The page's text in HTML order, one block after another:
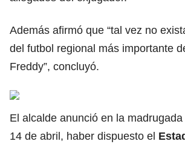
Además afirmó que “tal vez no
del futbol regional más importante
Freddy”, concluyó.
El alcalde anunció en la
14 de abril, haber dispuesto el